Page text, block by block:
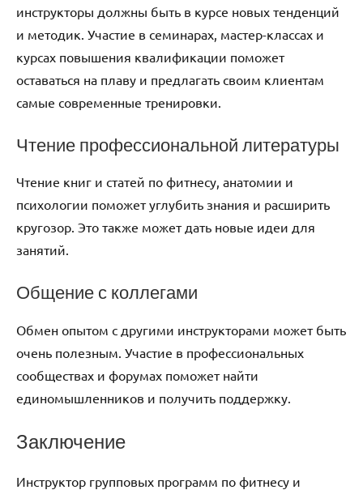
инструкторы должны быть в курсе новых тенденций
и методик. Участие в семинарах, мастер-классах и
курсах повышения квалификации поможет
оставаться на плаву и предлагать своим клиентам
самые современные тренировки.
Чтение профессиональной литературы
Чтение книг и статей по фитнесу, анатомии и
психологии поможет углубить знания и расширить
кругозор. Это также может дать новые идеи для
занятий.
Общение с коллегами
Обмен опытом с другими инструкторами может быть
очень полезным. Участие в профессиональных
сообществах и форумах поможет найти
единомышленников и получить поддержку.
Заключение
Инструктор групповых программ по фитнесу и